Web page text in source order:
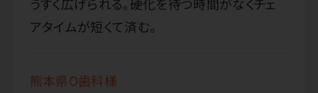
アタイムが短くて済む。
熊本県O歯科様